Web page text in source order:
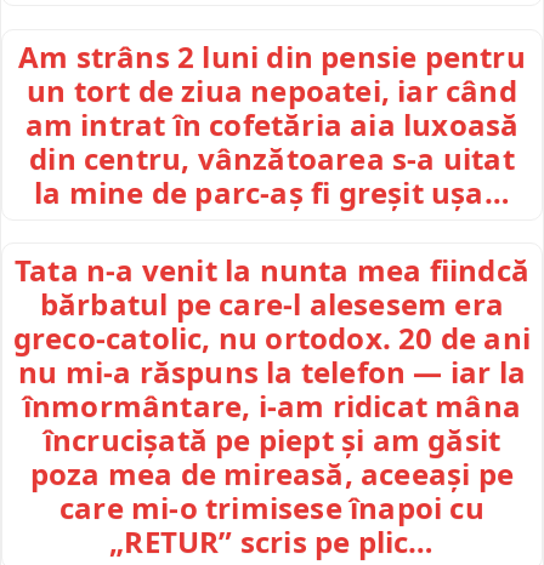
Am strâns 2 luni din pensie pentru
un tort de ziua nepoatei, iar când
am intrat în cofetăria aia luxoasă
din centru, vânzătoarea s-a uitat
la mine de parc-aș fi greșit ușa…
Tata n-a venit la nunta mea fiindcă
bărbatul pe care-l alesesem era
greco-catolic, nu ortodox. 20 de ani
nu mi-a răspuns la telefon — iar la
înmormântare, i-am ridicat mâna
încrucișată pe piept și am găsit
poza mea de mireasă, aceeași pe
care mi-o trimisese înapoi cu
„RETUR” scris pe plic…